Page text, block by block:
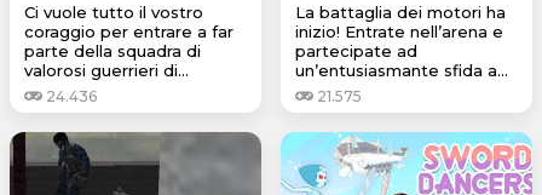
Ci vuole tutto il vostro
coraggio per entrare a far
parte della squadra di
valorosi guerrieri di...
24.436
La battaglia dei motori ha
inizio! Entrate nell’arena e
partecipate ad
un’entusiasmante sfida a...
21.575